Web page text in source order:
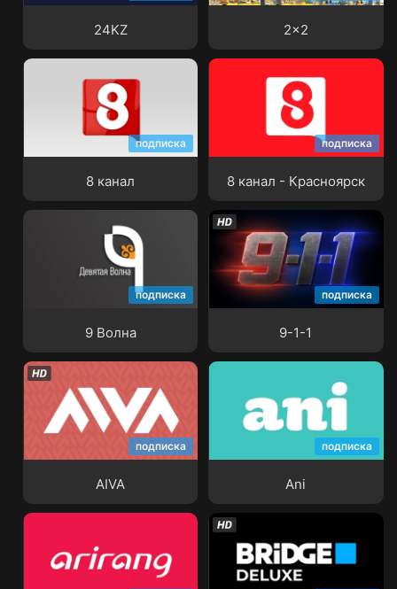
24KZ 2x2
подписка
8 канал
подписка
8 канал - Красноярск
8 канал - Красноярск
подписка
9 Волна
подписка
9-1-1
9-1-1
подписка
AIVA
подписка
Ani